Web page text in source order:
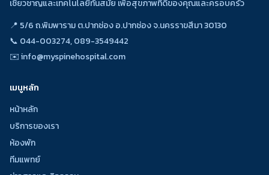
เชี่ยวชาญและเทคโนโลยีทันสมัย เพื่อสุขภาพที่ดีของคุณและครอบครัว
📍 5/6 ถ.พิมพาราม ต.ปากช่อง อ.ปากช่อง จ.นครราขสีมา 30130
📞 044-003274, 089-3549442
✉️info@myspinehospital.com
เมนูหลัก
หน้าหลัก
บริการของเรา
ห้องพัก
ทีมแพทย์